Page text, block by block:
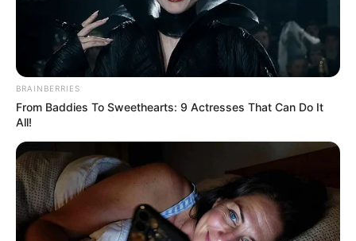
BRAINBERRIES
From Baddies To Sweethearts: 9 Actresses That Can Do It
All!